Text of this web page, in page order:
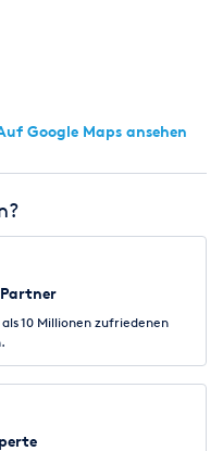
Google Maps ansehen
10 Millionen zufriedenen